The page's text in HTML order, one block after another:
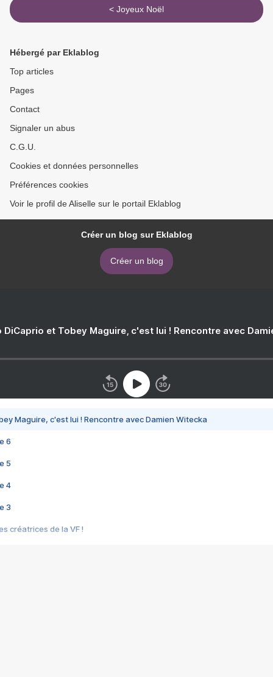
< Joyeux Noël
Hébergé par Eklablog
Top articles
Pages
Contact
Signaler un abus
C.G.U.
Cookies et données personnelles
Préférences cookies
Voir le profil de Aliselle sur le portail Eklablog
Créer un blog sur Eklablog
Créer un blog
DiCaprio et Tobey Maguire, c'est lui ! Rencontre avec
Maguire, c'est lui ! Rencontre avec Damien Witecka
6
5
4
3
créatrices de la VF !